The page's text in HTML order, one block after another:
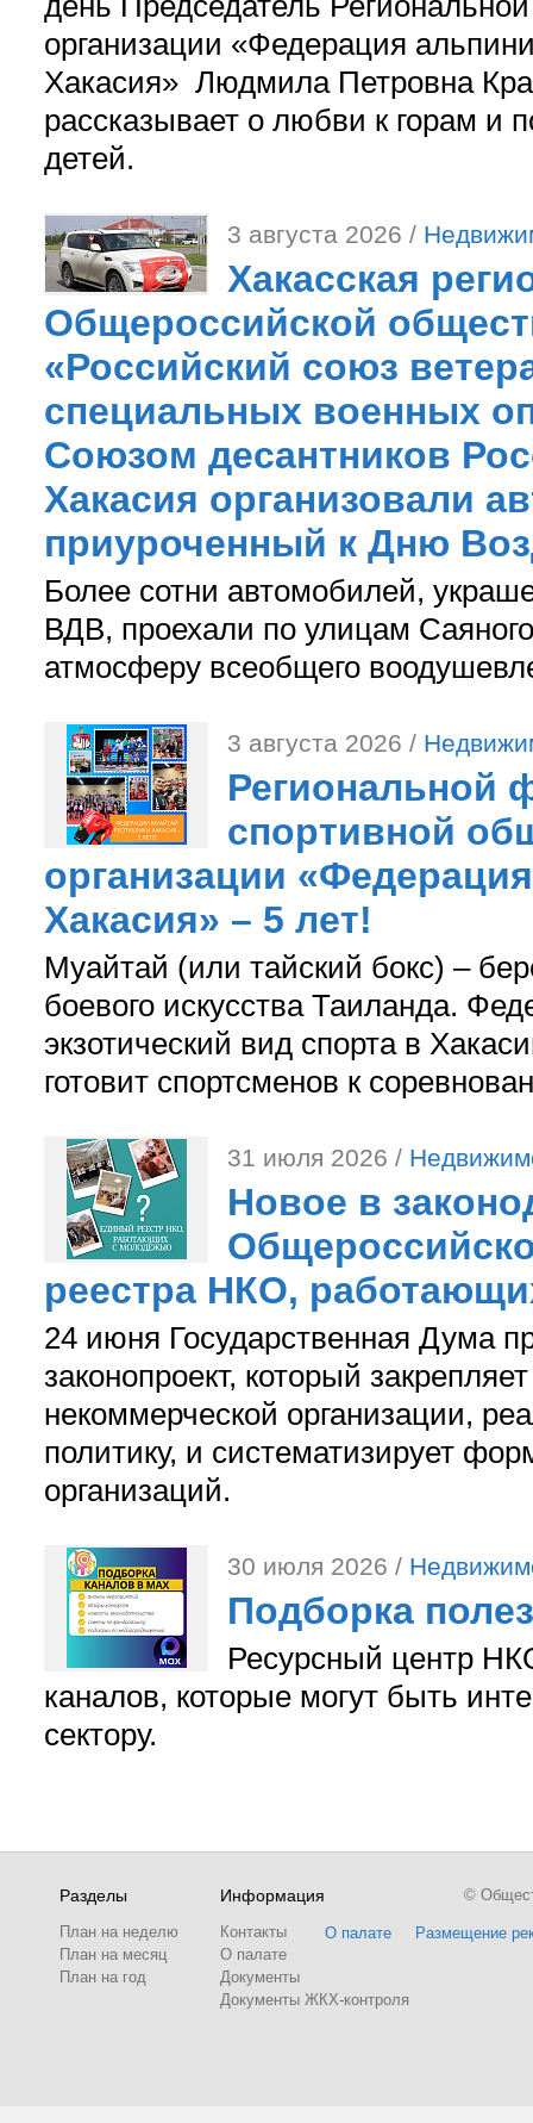
организации «Федерация
Хакасия» Людмила Петровна
рассказывает о любви к горам и
детей.
3 августа 2026 /
Хакасская
Общероссийской
«Российский союз
специальных военных
Союзом десантников
Хакасия организовали
приуроченный к Дню
Более сотни автомобилей,
ВДВ, проехали по улицам
атмосферу всеобщего
3 августа 2026 /
Региональной
спортивной
организации
Хакасия» – 5 лет!
Муайтай (или тайский бокс) –
боевого искусства Таиланда.
экзотический вид спорта в
готовит спортсменов к
31 июля 2026 /
Новое в
реестра НКО,
24 июня Государственная Дума
законопроект, который
некоммерческой организации,
политику, и систематизирует
организаций.
30 июля 2026 /
Подборка
Ресурсный центр
каналов, которые могут быть
сектору.
Разделы
План на неделю
План на месяц
План на год
Информация
Контакты
О палате
Документы
Документы ЖКХ-контроля
О палате Размещение
©